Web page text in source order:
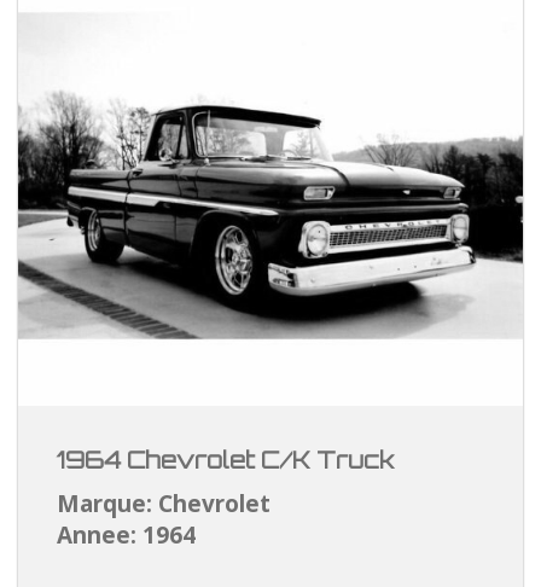
1964 Chevrolet C/K Truck
Marque: Chevrolet
Annee: 1964